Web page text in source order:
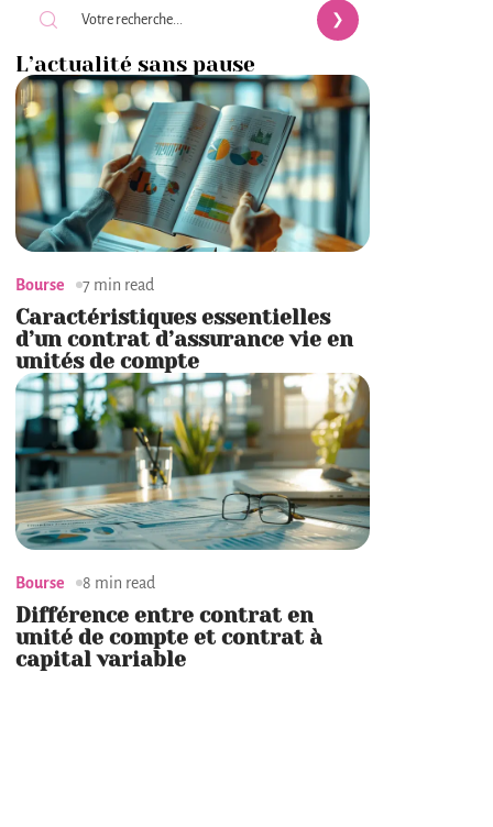
L’actualité sans pause
Bourse 7 min read
Caractéristiques essentielles
d’un contrat d’assurance vie en
unités de compte
Bourse 8 min read
Différence entre contrat en
unité de compte et contrat à
capital variable